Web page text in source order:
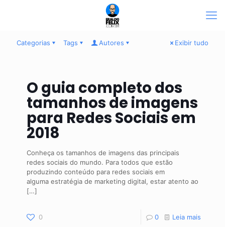
Categorias Tags Autores Exibir tudo
O guia completo dos
tamanhos de imagens
para Redes Sociais em
2018
Conheça os tamanhos de imagens das principais
redes sociais do mundo. Para todos que estão
produzindo conteúdo para redes sociais em
alguma estratégia de marketing digital, estar atento ao
[…]
0 0 Leia mais